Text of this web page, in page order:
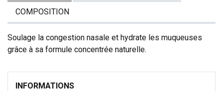
COMPOSITION
Soulage la congestion nasale et hydrate les muqueuses
grâce à sa formule concentrée naturelle.
INFORMATIONS